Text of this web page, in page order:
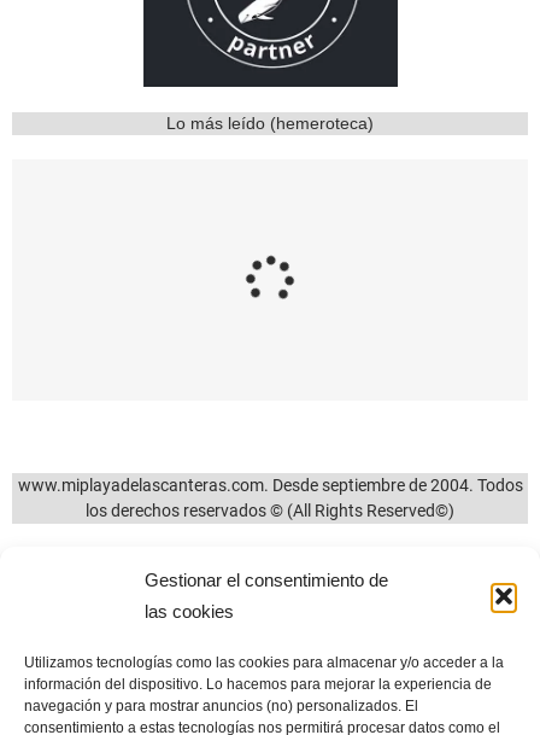
Gestionar el consentimiento de
las cookies
Utilizamos tecnologías como las cookies para almacenar y/o acceder a la
información del dispositivo. Lo hacemos para mejorar la experiencia de
navegación y para mostrar anuncios (no) personalizados. El
consentimiento a estas tecnologías nos permitirá procesar datos como el
Lo más leído (hemeroteca)
Tenerife obligará, a
en Las Canteras…
25/11/2024
todavía caminan por
por el COVID-19?
15/05/2024
www.miplayadelascanteras.com. Desde septiembre de 2004. Todos
los derechos reservados © (All Rights Reserved©)